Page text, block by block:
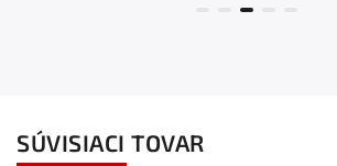
SÚVISIACI TOVAR